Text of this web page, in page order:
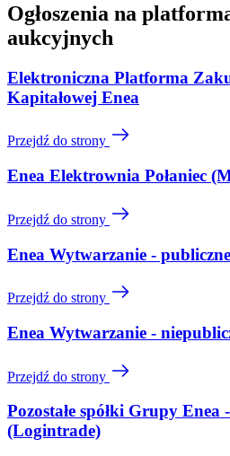
Ogłoszenia na
aukcyjnych
Elektroniczna Platforma
Kapitałowej Enea
Przejdź do strony
Enea Elektrownia Połaniec
Przejdź do strony
Enea Wytwarzanie -
Przejdź do strony
Enea Wytwarzanie -
Przejdź do strony
Pozostałe spółki Grupy Enea
(Logintrade)